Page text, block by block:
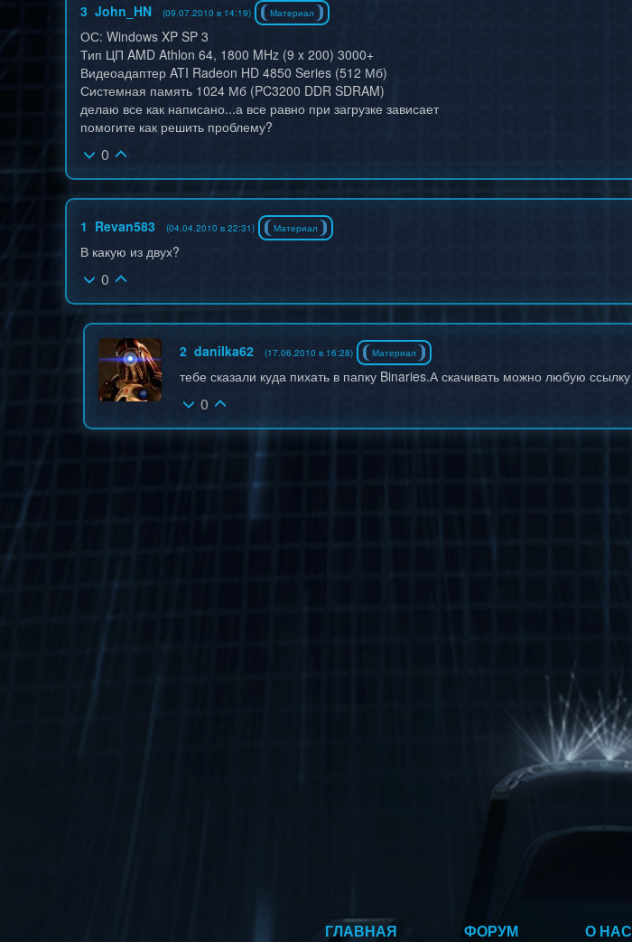
3 John_HN (09.07.2010 в 14:19) Материал
ОС: Windows XP SP 3
Тип ЦП AMD Athlon 64, 1800 MHz (9 x 200) 3000+
Видеоадаптер ATI Radeon HD 4850 Series (512 Мб)
Системная память 1024 Мб (PC3200 DDR SDRAM)
делаю все как написано...а все равно при загрузке зависает
помогите как решить проблему?
0
1 Revan583 (04.04.2010 в 22:31) Материал
В какую из двух?
0
2 danilka62 (17.06.2010 в 16:28) Материал
тебе сказали куда пихать в папку Binaries.А скачивать можно любую ссылку
0
ГЛАВНАЯ ФОРУМ О НАС